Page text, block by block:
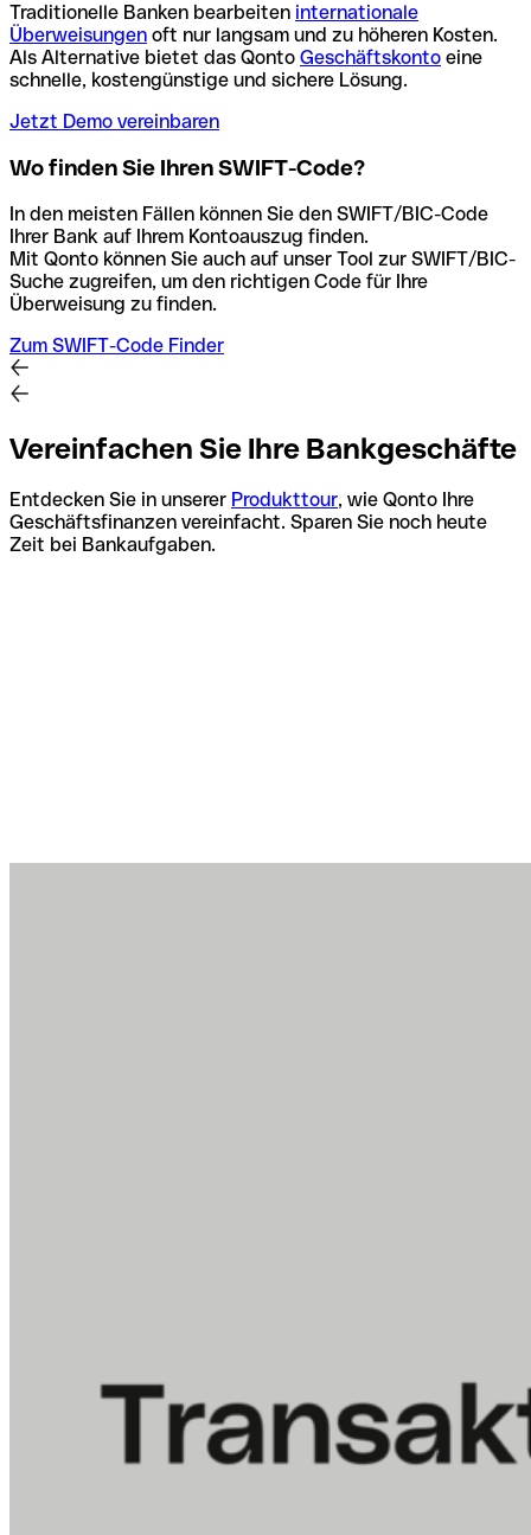
Traditionelle Banken bearbeiten internationale
Überweisungen oft nur langsam und zu höheren Kosten.
Als Alternative bietet das Qonto Geschäftskonto eine
schnelle, kostengünstige und sichere Lösung.
Jetzt Demo vereinbaren
Wo finden Sie Ihren SWIFT-Code?
In den meisten Fällen können Sie den SWIFT/BIC-Code
Ihrer Bank auf Ihrem Kontoauszug finden.
Mit Qonto können Sie auch auf unser Tool zur SWIFT/BIC-
Suche zugreifen, um den richtigen Code für Ihre
Überweisung zu finden.
Zum SWIFT-Code Finder
Vereinfachen Sie Ihre Bankgeschäfte
Entdecken Sie in unserer Produkttour, wie Qonto Ihre
Geschäftsfinanzen vereinfacht. Sparen Sie noch heute
Zeit bei Bankaufgaben.